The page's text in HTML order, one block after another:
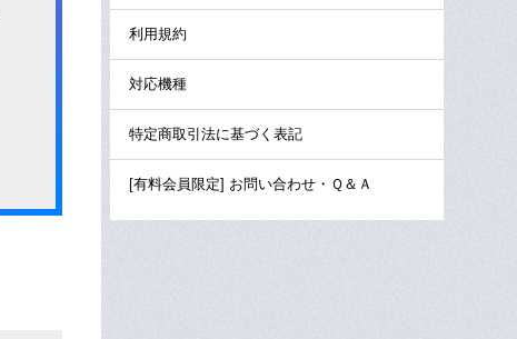
利用規約
対応機種
特定商取引法に基づく表記
[有料会員限定] お問い合わせ・Ｑ＆Ａ